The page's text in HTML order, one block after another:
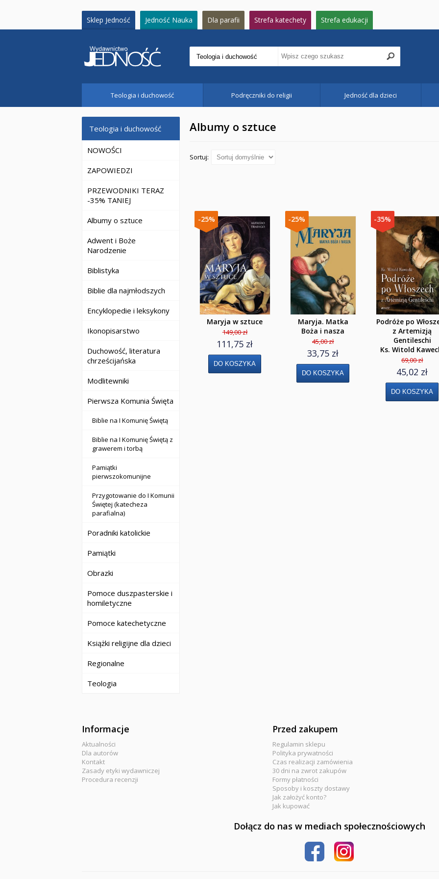
Sklep Jedność Jedność Nauka Dla parafii Strefa katechety Strefa edukacji
Teologia i duchowość Podręczniki do religii Jedność dla dzieci
Teologia i duchowość
NOWOŚCI
ZAPOWIEDZI
PRZEWODNIKI TERAZ
-35% TANIEJ
Albumy o sztuce
Adwent i Boże
Narodzenie
Biblistyka
Biblie dla najmłodszych
Encyklopedie i leksykony
Ikonopisarstwo
Duchowość, literatura
chrześcijańska
Modlitewniki
Pierwsza Komunia Święta
Biblie na I Komunię Świętą
Biblie na I Komunię Świętą z
grawerem i torbą
Pamiątki
pierwszokomunijne
Przygotowanie do I Komunii
Świętej (katecheza
parafialna)
Poradniki katolickie
Pamiątki
Obrazki
Pomoce duszpasterskie i
homiletyczne
Pomoce katechetyczne
Książki religijne dla dzieci
Regionalne
Teologia
Albumy o sztuce
Sortuj:
-25%
Maryja w sztuce
149,00 zł
111,75 zł
-25%
Maryja. Matka
Boża i nasza
45,00 zł
33,75 zł
-35%
Podróże po
z Artemizją
Gentileschi
Ks. Witold
69,00 zł
45,02 zł
Informacje
Aktualności
Dla autorów
Kontakt
Zasady etyki wydawniczej
Procedura recenzji
Przed zakupem
Regulamin sklepu
Polityka prywatności
Czas realizacji zamówienia
30 dni na zwrot zakupów
Formy płatności
Sposoby i koszty dostawy
Jak założyć konto?
Jak kupować
Dołącz do nas w mediach społecznościowych